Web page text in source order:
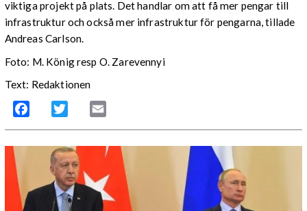
viktiga projekt på plats. Det handlar om att få mer pengar till
infrastruktur och också mer infrastruktur för pengarna, tillade
Andreas Carlson.
Foto: M. König resp O. Zarevennyi
Text: Redaktionen
Facebook Twitter